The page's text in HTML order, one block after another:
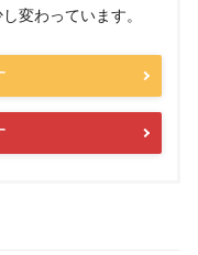
変わっています。